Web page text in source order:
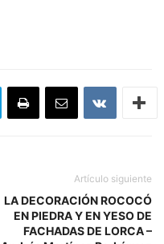
Artículo siguiente
LA DECORACIÓN ROCOCÓ
EN PIEDRA Y EN YESO DE
FACHADAS DE LORCA –